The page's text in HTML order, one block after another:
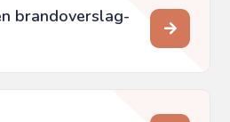
brandoverslag­